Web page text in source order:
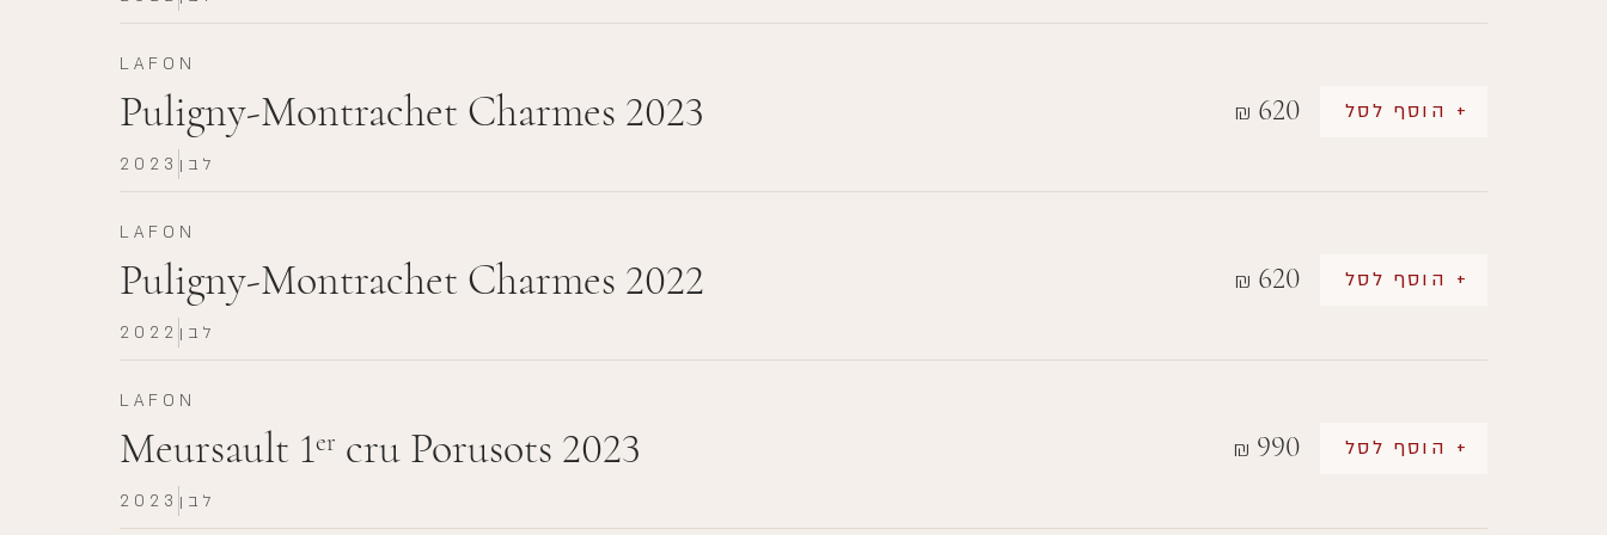
LAFON
Puligny-Montrachet Charmes 2023 ₪ 620 + הוסף לסל
2023 לבן
LAFON
Puligny-Montrachet Charmes 2022 ₪ 620 + הוסף לסל
2022 לבן
LAFON
Meursault 1er cru Porusots 2023 ₪ 990 + הוסף לסל
2023 לבן